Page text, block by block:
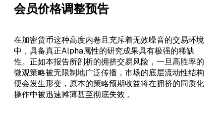
会员价格调整预告
在加密货币这种高度内卷且充斥着无效噪音的交易环境
中，具备真正Alpha属性的研究成果具有极强的稀缺
性。正如本报告所剖析的拥挤交易风险，一旦高胜率的
微观策略被无限制地广泛传播，市场的底层流动性结构
便会发生形变，原本的策略预期收益将在拥挤的同质化
操作中被迅速摊薄甚至彻底失效 。